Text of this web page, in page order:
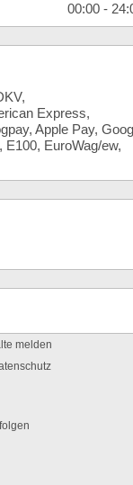
00:00 -
Express,
Apple Pay,
E100, EuroWag/ew,
melden